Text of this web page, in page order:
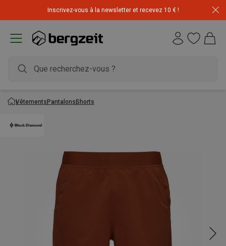
Inscrivez-vous à la newsletter et recevez 10 € !
VêtementsPantalonsShorts